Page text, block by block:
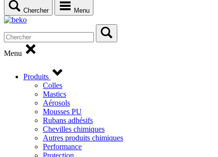
Chercher Menu
Menu
Produits
Colles
Mastics
Aérosols
Mousses PU
Rubans adhésifs
Chevilles chimiques
Autres produits chimiques
Performance
Protection